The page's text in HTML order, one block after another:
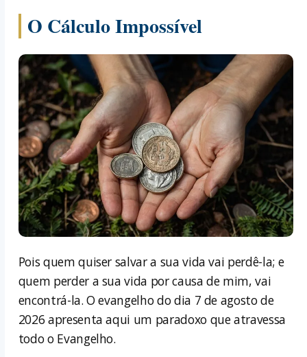
O Cálculo Impossível
Pois quem quiser salvar a sua vida vai perdê-la; e
quem perder a sua vida por causa de mim, vai
encontrá-la. O evangelho do dia 7 de agosto de
2026 apresenta aqui um paradoxo que atravessa
todo o Evangelho.